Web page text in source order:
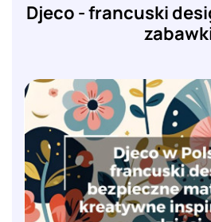
Djeco - francuski